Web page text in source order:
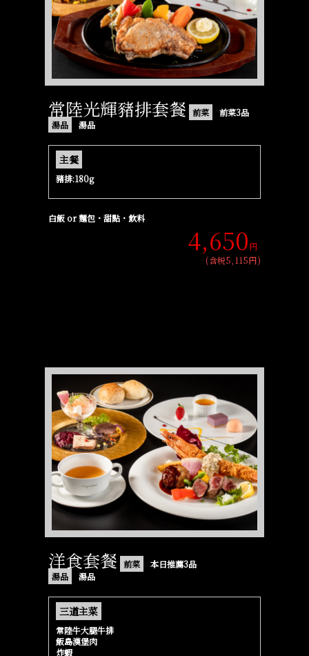
常陸光輝豬排套餐 前菜
前菜3品
湯品
湯品
主餐
豬排:180g
白飯 or 麵包・甜點・飲料
4,650円
(含税5,115円)
洋食套餐 前菜
本日推薦3品
湯品
湯品
三道主菜
常陸牛大腿牛排
飯島漢堡肉
炸蝦